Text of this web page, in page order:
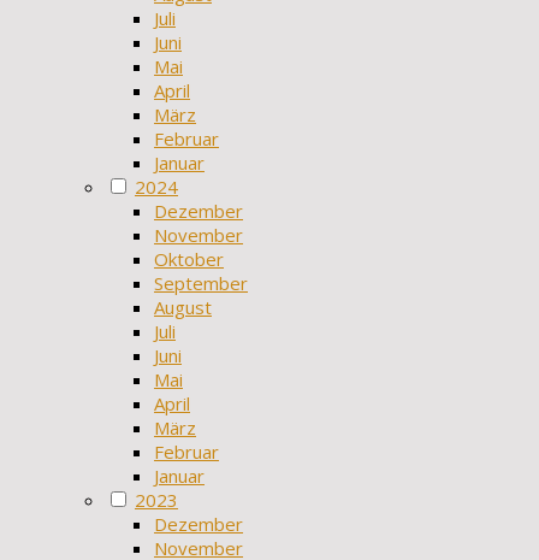
Juli
Juni
Mai
April
März
Februar
Januar
2024
Dezember
November
Oktober
September
August
Juli
Juni
Mai
April
März
Februar
Januar
2023
Dezember
November